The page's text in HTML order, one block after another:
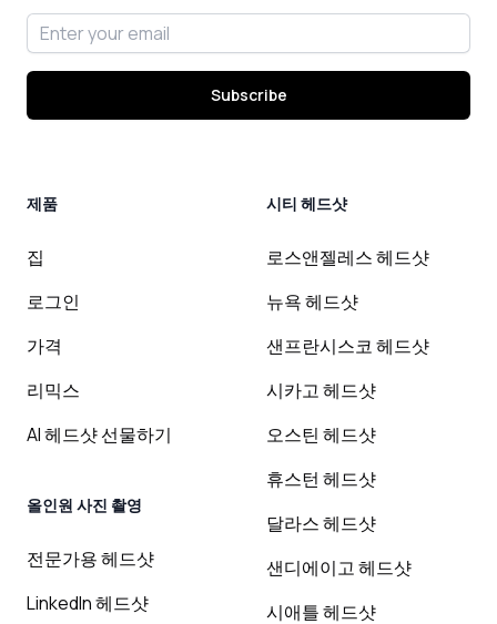
Email address
Subscribe
제품
집
로그인
가격
리믹스
AI 헤드샷 선물하기
올인원 사진 촬영
전문가용 헤드샷
LinkedIn 헤드샷
시티 헤드샷
로스앤젤레스 헤드샷
뉴욕 헤드샷
샌프란시스코 헤드샷
시카고 헤드샷
오스틴 헤드샷
휴스턴 헤드샷
달라스 헤드샷
샌디에이고 헤드샷
시애틀 헤드샷